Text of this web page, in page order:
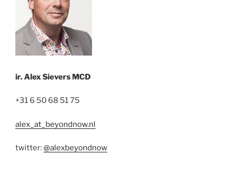
ir. Alex Sievers MCD
+31 6 50 68 51 75
alex_at_beyondnow.nl
twitter:@alexbeyondnow